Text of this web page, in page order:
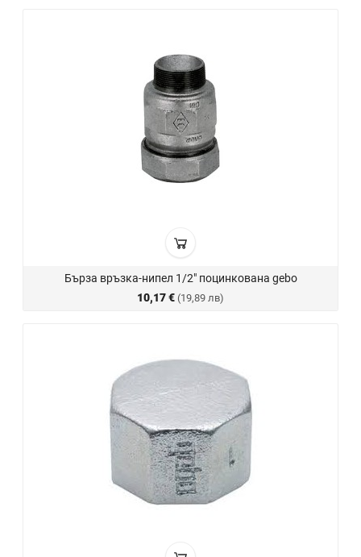
Бърза връзка-нипел 1/2" поцинкована gebo
10,17 € (19,89 лв)